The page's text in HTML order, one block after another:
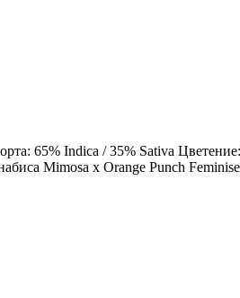
65% Indica / 35% Sativa
Mimosa x Orange Punch